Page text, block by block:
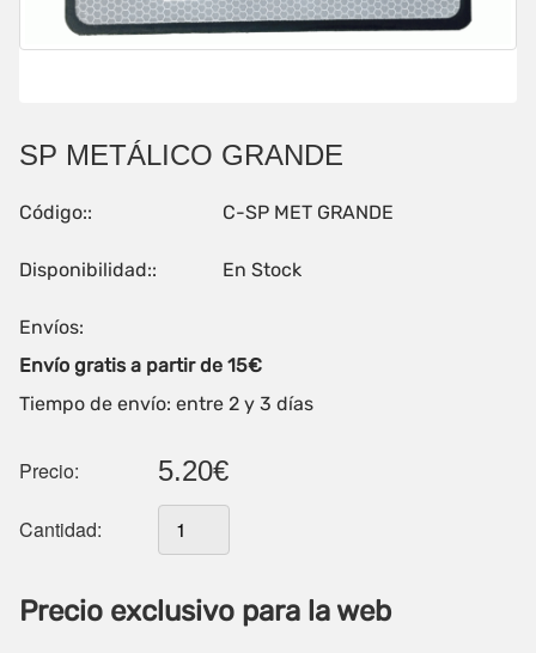
SP METÁLICO GRANDE
Código:: C-SP MET GRANDE
Disponibilidad:: En Stock
Envíos:
Envío gratis a partir de 15€
Tiempo de envío: entre 2 y 3 días
Precio: 5.20€
Cantidad:
Precio exclusivo para la web